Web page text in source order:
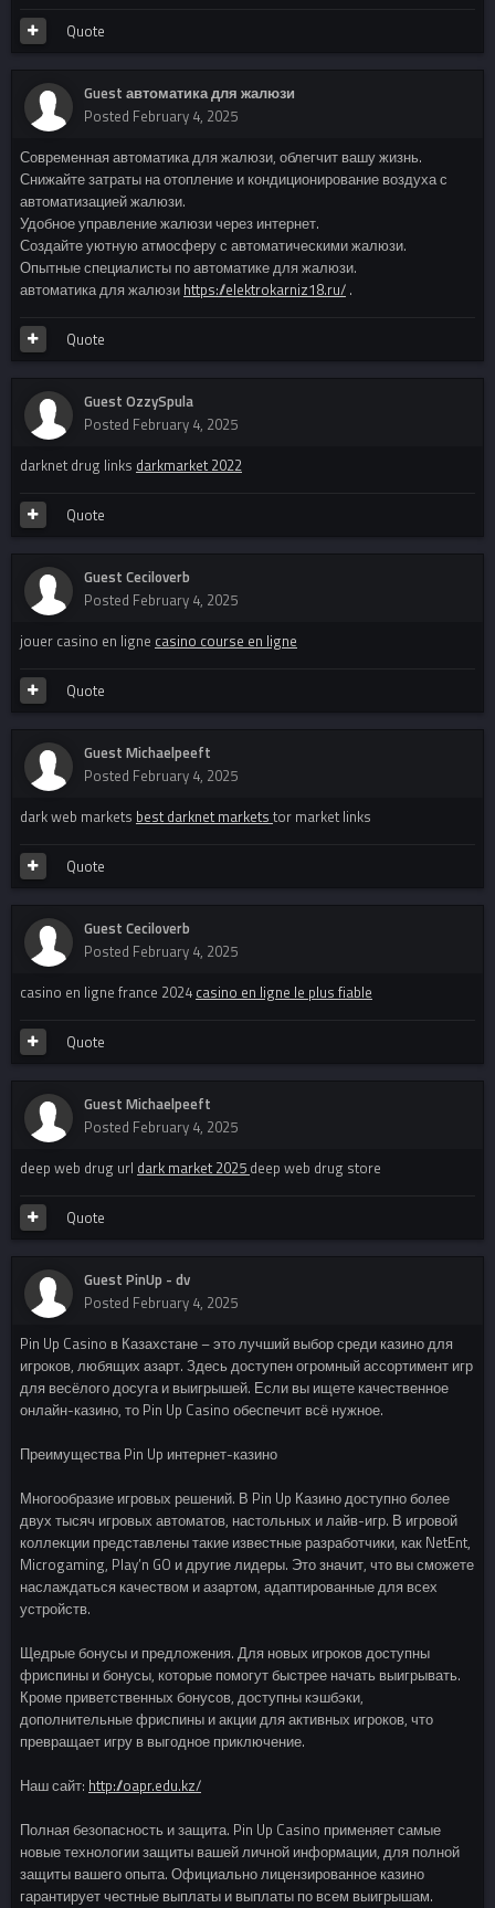
Quote
Guest автоматика для жалюзи
Posted February 4, 2025
Современная автоматика для жалюзи, облегчит вашу жизнь.
Снижайте затраты на отопление и кондиционирование воздуха с
автоматизацией жалюзи.
Удобное управление жалюзи через интернет.
Создайте уютную атмосферу с автоматическими жалюзи.
Опытные специалисты по автоматике для жалюзи.
автоматика для жалюзи https://elektrokarniz18.ru/ .
Quote
Guest OzzySpula
Posted February 4, 2025
darknet drug links darkmarket 2022
Quote
Guest Ceciloverb
Posted February 4, 2025
jouer casino en ligne casino course en ligne
Quote
Guest Michaelpeeft
Posted February 4, 2025
dark web markets best darknet markets tor market links
Quote
Guest Ceciloverb
Posted February 4, 2025
casino en ligne france 2024 casino en ligne le plus fiable
Quote
Guest Michaelpeeft
Posted February 4, 2025
deep web drug url dark market 2025 deep web drug store
Quote
Guest PinUp - dv
Posted February 4, 2025
Pin Up Casino в Казахстане – это лучший выбор среди казино для
игроков, любящих азарт. Здесь доступен огромный ассортимент игр
для весёлого досуга и выигрышей. Если вы ищете качественное
онлайн-казино, то Pin Up Casino обеспечит всё нужное.
Преимущества Pin Up интернет-казино
Многообразие игровых решений. В Pin Up Казино доступно более
двух тысяч игровых автоматов, настольных и лайв-игр. В игровой
коллекции представлены такие известные разработчики, как NetEnt,
Microgaming, Play’n GO и другие лидеры. Это значит, что вы сможете
наслаждаться качеством и азартом, адаптированные для всех
устройств.
Щедрые бонусы и предложения. Для новых игроков доступны
фриспины и бонусы, которые помогут быстрее начать выигрывать.
Кроме приветственных бонусов, доступны кэшбэки,
дополнительные фриспины и акции для активных игроков, что
превращает игру в выгодное приключение.
Наш сайт: http://oapr.edu.kz/
Полная безопасность и защита. Pin Up Casino применяет самые
новые технологии защиты вашей личной информации, для полной
защиты вашего опыта. Официально лицензированное казино
гарантирует честные выплаты и выплаты по всем выигрышам.